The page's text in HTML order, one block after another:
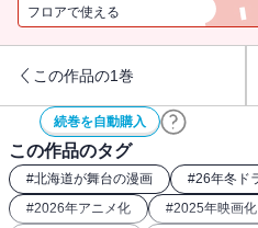
フロアで使える
この作品の1巻
続巻を自動購入
この作品のタグ
#北海道が舞台の漫画 #26年冬ド
#2026年アニメ化 #2025年映画化